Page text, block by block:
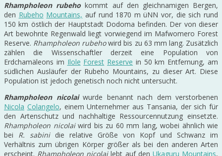
Rhampholeon rubeho kommt auf den gleichnamigen Bergen,
den Rubeho Mountains, auf rund 1870 m üNN vor, die sich rund
150 km östlich der Hauptstadt Dodoma befinden. Der von dieser
Art bewohnte Regenwald liegt vorwiegend im Mafwomero Forest
Reserve. Rhampholeon rubehowird bis zu 63 mm lang. Zusätzlich
zählen die Wissenschaftler derzeit eine Population von
Erdchamäleons im Ilole Forest Reserve in 50 km Entfernung, am
südlichen Ausläufer der Rubeho Mountains, zu dieser Art. Diese
Population ist jedoch genetisch noch nicht untersucht.
Rhampholeon nicolai wurde benannt nach dem verstorbenen
Nicola Colangelo, einem Unternehmer aus Tansania, der sich für
den Artenschutz und nachhaltige Ressourcennutzung einsetzte.
Rhampholeon nicolaiwird bis zu 60 mm lang, wobei ähnlich wie
bei R. sabinidie relative Größe von Kopf und Schwanz im
Verhältnis zum übrigen Körper größer als bei den anderen Arten
erscheint. Rhampholeon nicolailebt auf den Ukaguru Mountains,